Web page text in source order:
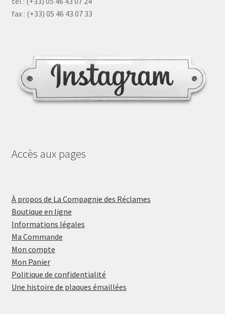
fax : (+33) 05 46 43 07 33
Accès aux pages
À propos de La Compagnie des Réclames
Boutique en ligne
Informations légales
Ma Commande
Mon compte
Mon Panier
Politique de confidentialité
Une histoire de plaques émaillées